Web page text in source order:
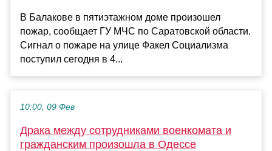
В Балакове в пятиэтажном доме произошел
пожар, сообщает ГУ МЧС по Саратовской области.
Сигнал о пожаре на улице Факел Социализма
поступил сегодня в 4...
10:00, 09 Фев
Драка между сотрудниками военкомата и
гражданским произошла в Одессе